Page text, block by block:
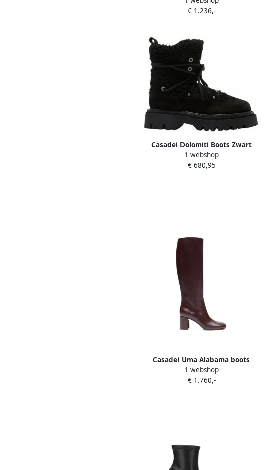
Black Dames
€ 1.236,-
Casadei Dolomiti Boots Zwart
Dames
1 webshop
€ 680,95
Casadei Uma Alabama boots
Bruin
1 webshop
€ 1.760,-